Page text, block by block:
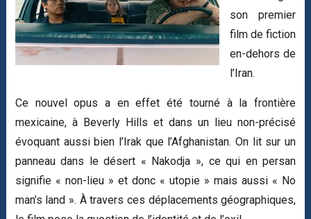
son premier
film de fiction
en-dehors de
l’Iran.
Ce nouvel opus a en effet été tourné à la frontière
mexicaine, à Beverly Hills et dans un lieu non-précisé
évoquant aussi bien l’Irak que l’Afghanistan. On lit sur un
panneau dans le désert « Nakodja », ce qui en persan
signifie « non-lieu » et donc « utopie » mais aussi « No
man’s land ». À travers ces déplacements géographiques,